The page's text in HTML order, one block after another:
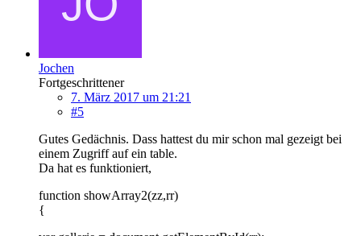
Jochen
Fortgeschrittener
7. März 2017 um 21:21
#5
Gutes Gedächnis. Dass hattest du mir schon mal gezeigt bei
einem Zugriff auf ein table.
Da hat es funktioniert,
function showArray2(zz,rr)
{